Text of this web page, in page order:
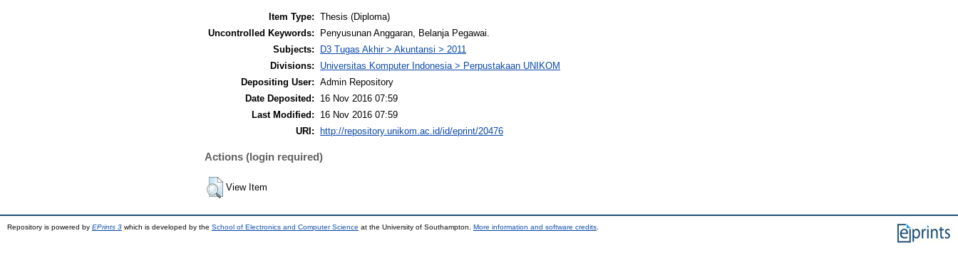
Item Type: Thesis (Diploma)
Uncontrolled Keywords:
Penyusunan Anggaran, Belanja Pegawai.
Subjects:
D3 Tugas Akhir > Akuntansi > 2011
Divisions:
Universitas Komputer Indonesia > Perpustakaan UNIKOM
Depositing User: Admin Repository
Date Deposited:
16 Nov 2016 07:59
Last Modified:
16 Nov 2016 07:59
URI:
http://repository.unikom.ac.id/id/eprint/20476
Actions (login required)
View Item
Repository is powered by EPrints 3 which is developed by the School of Electronics and Computer Science at the University of Southampton. More information and software credits